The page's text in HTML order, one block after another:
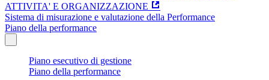
ATTIVITA' E ORGANIZZAZIONE
Sistema di misurazione e valutazione della Performance
Piano della performance
Piano esecutivo di gestione
Piano della performance